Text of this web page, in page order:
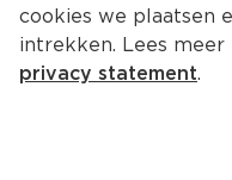
PLUS
met amandel
cookies we plaatsen
intrekken. Lees meer
privacy statement.